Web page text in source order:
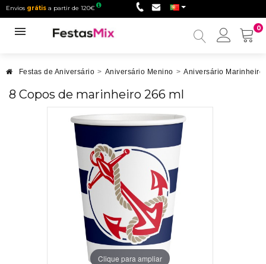
Envios grátis a partir de 120€
0
Minha
Festas de Aniversário > Aniversário Menino > Aniversário Marinheiro
8 Copos de marinheiro 266 ml
Clique para ampliar